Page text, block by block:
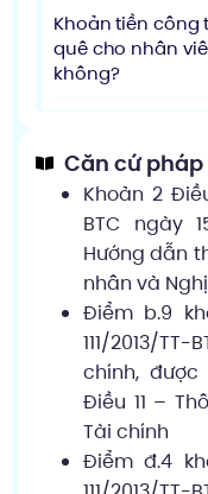
Khoản tiền công
quê cho nhân
không?
Căn cứ pháp
Khoản 2
BTC ngày
Hướng dẫn
nhân và
Điểm b.9
111/2013/
chính,
Điều 11 –
Tài chính
Điểm đ.4